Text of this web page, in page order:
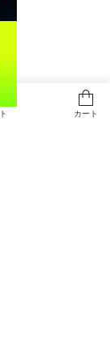
カート